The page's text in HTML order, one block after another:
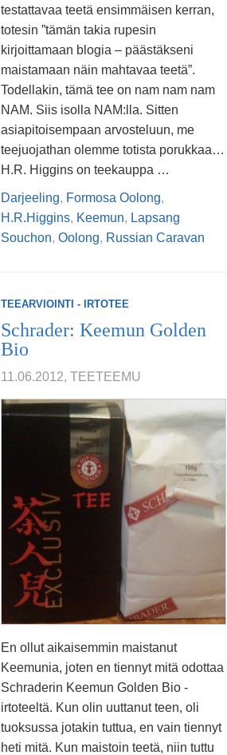
testattavaa teetä ensimmäisen kerran,
totesin ”tämän takia rupesin
kirjoittamaan blogia – päästäkseni
maistamaan näin mahtavaa teetä”.
Todellakin, tämä tee on nam nam nam
NAM. Siis isolla NAM:lla. Sitten
asiapitoisempaan arvosteluun, me
teejuojathan olemme totista porukkaa…
H.R. Higgins on teekauppa …
Darjeeling, Formosa Oolong,
H.R.Higgins, Keemun, Lapsang
Souchon, Oolong, Russian Caravan
TEEARVIOINTI - IRTOTEE
Schrader: Keemun Golden
Bio
11.06.2012, TEETEEMU
En ollut aikaisemmin maistanut
Keemunia, joten en tiennyt mitä odottaa
Schraderin Keemun Golden Bio -
irtoteeltä. Kun olin uuttanut teen, oli
tuoksussa jotakin tuttua, en vain tiennyt
heti mitä. Kun maistoin teetä, niin tuttu